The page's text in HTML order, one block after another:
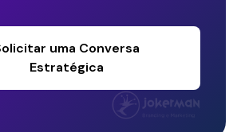
uma Conversa
Estratégica